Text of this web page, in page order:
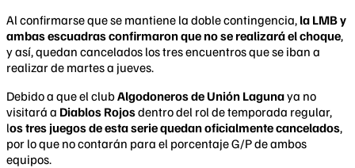
Al confirmarse que se mantiene la doble contingencia, la LMB y
ambas escuadras confirmaron que no se realizará el choque,
y así, quedan cancelados los tres encuentros que se iban a
realizar de martes a jueves.
Debido a que el clubAlgodoneros de Unión Lagunaya no
visitará a Diablos Rojosdentro del rol de temporada regular,
los tres juegos de esta serie quedan oficialmente cancelados,
por lo que no contarán para el porcentaje G/P de ambos
equipos.